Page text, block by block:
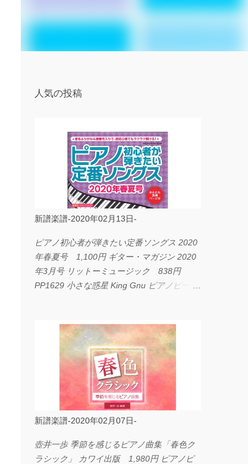
人気の投稿
新譜楽譜-2020年02月13日-
ピアノ初心者が弾きたい定番ソングス 2020
年春夏号 1,100円 ギター・マガジン 2020
年3月号 リットーミュージック 838円
PP1629 小さな惑星 King Gnu ピアノピース
LOVE... Official髭男dism バンドピース フェ
アリー 825円
新譜楽譜-2020年02月07日-
壺井一歩 季節を感じるピアノ曲集「春色ク
ラシック」 カワイ出版 1,980円 ピアノピ